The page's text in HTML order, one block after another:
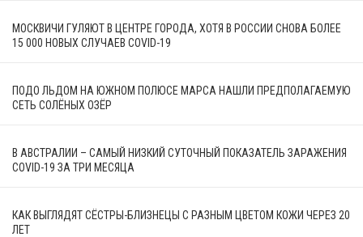
МОСКВИЧИ ГУЛЯЮТ В ЦЕНТРЕ ГОРОДА, ХОТЯ В РОССИИ СНОВА БОЛЕЕ
15 000 НОВЫХ СЛУЧАЕВ COVID-19
ПОДО ЛЬДОМ НА ЮЖНОМ ПОЛЮСЕ МАРСА НАШЛИ ПРЕДПОЛАГАЕМУЮ
СЕТЬ СОЛЁНЫХ ОЗЁР
В АВСТРАЛИИ – САМЫЙ НИЗКИЙ СУТОЧНЫЙ ПОКАЗАТЕЛЬ ЗАРАЖЕНИЯ
COVID-19 ЗА ТРИ МЕСЯЦА
КАК ВЫГЛЯДЯТ СЁСТРЫ-БЛИЗНЕЦЫ С РАЗНЫМ ЦВЕТОМ КОЖИ ЧЕРЕЗ 20
ЛЕТ